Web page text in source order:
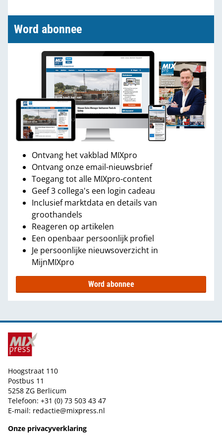
Word abonnee
Ontvang het vakblad MIXpro
Ontvang onze email-nieuwsbrief
Toegang tot alle MIXpro-content
Geef 3 collega's een login cadeau
Inclusief marktdata en details van
groothandels
Reageren op artikelen
Een openbaar persoonlijk profiel
Je persoonlijke nieuwsoverzicht in
MijnMIXpro
Word abonnee
Hoogstraat 110
Postbus 11
5258 ZG Berlicum
Telefoon: +31 (0) 73 503 43 47
E-mail: redactie@mixpress.nl
Onze privacyverklaring